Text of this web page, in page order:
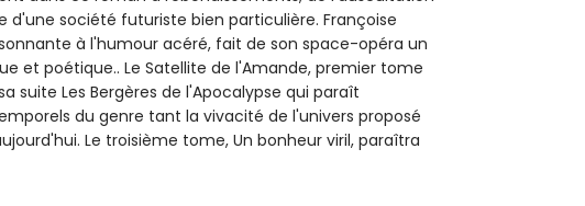
d'une société futuriste bien particulière. Françoise
à l'humour acéré, fait de son space-opéra un
et poétique.. Le Satellite de l'Amande, premier tome
suite Les Bergères de l'Apocalypse qui paraît
du genre tant la vivacité de l'univers proposé
Le troisième tome, Un bonheur viril, paraîtra